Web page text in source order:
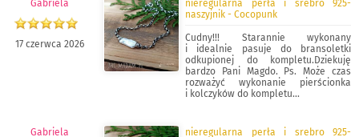
Gabriela
17 czerwca 2026
nieregularna perła i srebro 925-
naszyjnik - Cocopunk
Cudny!!! Starannie wykonany
i idealnie pasuje do bransoletki
odkupionej do kompletu.Dziekuję
bardzo Pani Magdo. Ps. Może czas
rozważyć wykonanie pierścionka
i kolczyków do kompletu...
Gabriela
nieregularna perła i srebro 925-